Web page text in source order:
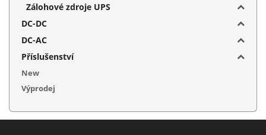
Zálohové zdroje UPS
DC-DC
DC-AC
Příslušenství
New
Výprodej